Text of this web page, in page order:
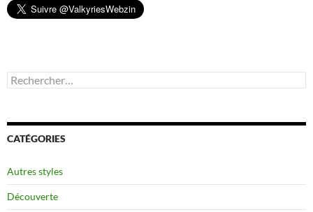
Rechercher :
CATÉGORIES
Autres styles
Découverte